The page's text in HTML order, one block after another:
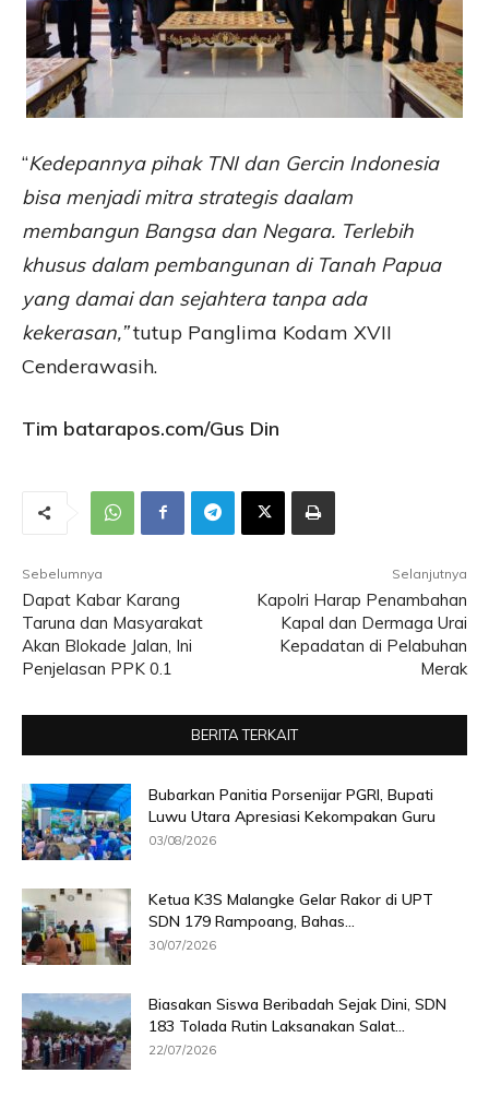
“Kedepannya pihak TNI dan Gercin Indonesia
bisa menjadi mitra strategis daalam
membangun Bangsa dan Negara. Terlebih
khusus dalam pembangunan di Tanah Papua
yang damai dan sejahtera tanpa ada
kekerasan,”tutup Panglima Kodam XVII
Cenderawasih.
Tim batarapos.com/Gus Din
Sebelumnya
Dapat Kabar Karang
Taruna dan Masyarakat
Akan Blokade Jalan, Ini
Penjelasan PPK 0.1
Selanjutnya
Kapolri Harap Penambahan
Kapal dan Dermaga Urai
Kepadatan di Pelabuhan
Merak
BERITA TERKAIT
Bubarkan Panitia Porsenijar PGRI, Bupati
Luwu Utara Apresiasi Kekompakan Guru
03/08/2026
Ketua K3S Malangke Gelar Rakor di UPT
SDN 179 Rampoang, Bahas...
30/07/2026
Biasakan Siswa Beribadah Sejak Dini, SDN
183 Tolada Rutin Laksanakan Salat...
22/07/2026